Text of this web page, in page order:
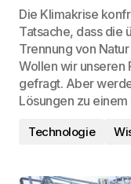
Die Klimakrise
Tatsache, dass die
Trennung von
Wollen wir unseren
gefragt. Aber
Lösungen zu
Technologie